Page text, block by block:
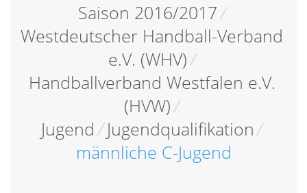
Saison 2016/2017/
Westdeutscher Handball-Verband
e.V. (WHV)/
Handballverband Westfalen e.V.
(HVW)/
Jugend/ Jugendqualifikation/
männliche C-Jugend